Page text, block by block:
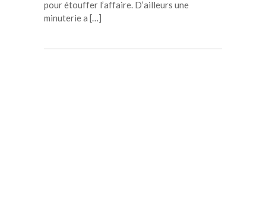
pour étouffer l’affaire. D’ailleurs une
minuterie a […]